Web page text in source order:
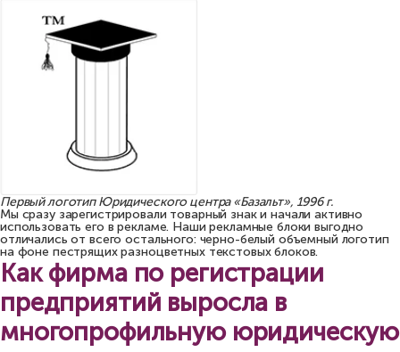
Первый логотип Юридического центра «Базальт», 1996 г.
Мы сразу зарегистрировали товарный знак и начали активно
использовать его в рекламе. Наши рекламные блоки выгодно
отличались от всего остального: черно-белый объемный логотип
на фоне пестрящих разноцветных текстовых блоков.
Как фирма по регистрации
предприятий выросла в
многопрофильную юридическую